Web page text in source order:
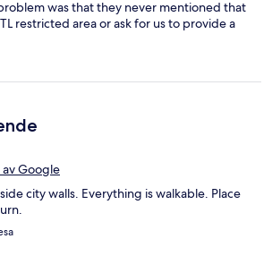
was that they never mentioned that
restricted area or ask for us to provide a
So without knowing anything we just
and unpacked. It was only after a rather
find out our error. This hotel needs to send
(especially non-Italians) telling them
they can park. Another hotel in Florence
us with full details on how to navigate this
our license plate. I am sure that we will
and have to pay perhaps 100s of Euros.
fine staying here again.
Google
city walls. Everything is walkable. Place